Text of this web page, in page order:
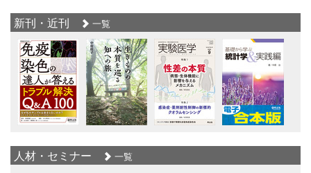
新刊・近刊 一覧
人材・セミナー 一覧